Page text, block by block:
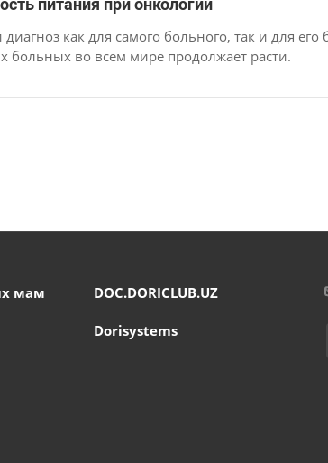
питания при онкологии
как для самого больного, так и для
больных во всем мире продолжает расти.
мам DOC.DORICLUB.UZ
Dorisystems